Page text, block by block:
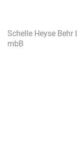
Schelle Heyse
mbB